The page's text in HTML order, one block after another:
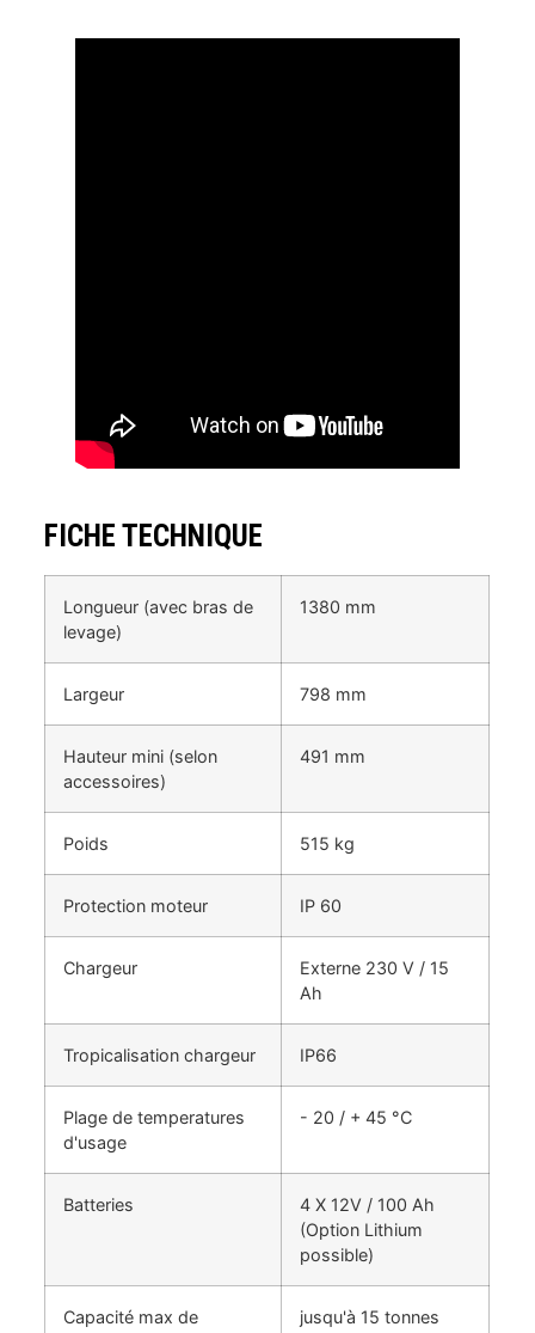
FICHE TECHNIQUE
Longueur (avec bras de
levage)
1380 mm
Largeur 798 mm
Hauteur mini (selon
accessoires)
491 mm
Poids 515 kg
Protection moteur IP 60
Chargeur
Externe 230 V / 15
Ah
Tropicalisation chargeur IP66
Plage de temperatures
d'usage
- 20 / + 45 °C
Batteries
4 X 12V / 100 Ah
(Option Lithium
possible)
Capacité max de
jusqu'à 15 tonnes